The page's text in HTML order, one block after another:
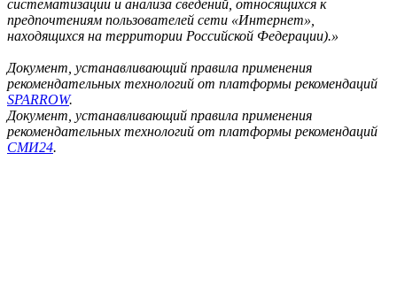
систематизации и анализа сведений, относящихся к
предпочтениям пользователей сети «Интернет»,
находящихся на территории Российской Федерации).»
Документ, устанавливающий правила применения
рекомендательных технологий от платформы рекомендаций
SPARROW.
Документ, устанавливающий правила применения
рекомендательных технологий от платформы рекомендаций
СМИ24.